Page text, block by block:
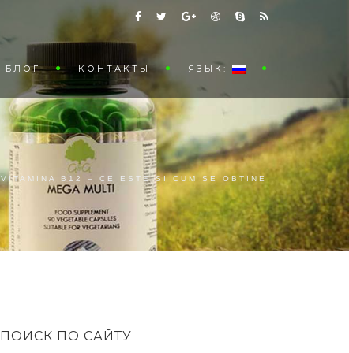
БЛОГ КОНТАКТЫ ЯЗЫК:
VITAMINA B12 – CE ESTE SI CUM SE OBTINE
ПОИСК ПО САЙТУ